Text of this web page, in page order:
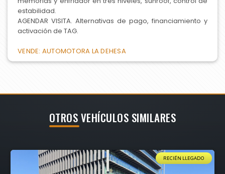
estabilidad.
AGENDAR VISITA. Alternativas de pago, financiamiento y
activación de TAG.
VENDE: AUTOMOTORA LA DEHESA
OTROS VEHÍCULOS SIMILARES
RECIÉN LLEGADO